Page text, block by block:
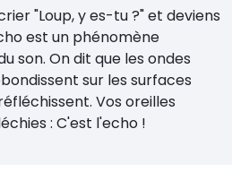
"Loup, y es-tu ?" et deviens
est un phénomène
son. On dit que les ondes
sur les surfaces
Vos oreilles
: C'est l'echo !